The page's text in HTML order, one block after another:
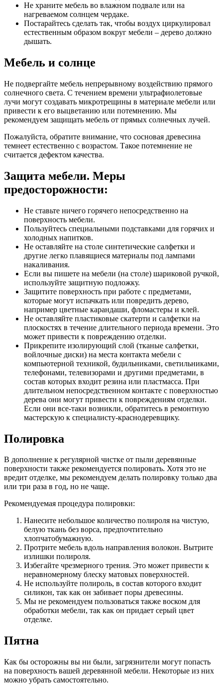
Не храните мебель во влажном подвале или на
нагреваемом солнцем чердаке.
Постарайтесь сделать так, чтобы воздух циркулировал
естественным образом вокруг мебели – дерево должно
дышать.
Мебель и солнце
Не подвергайте мебель непрерывному воздействию прямого
солнечного света. С течением времени ультрафиолетовые
лучи могут создавать микротрещины в материале мебели или
привести к его выцветанию или потемнению. Мы
рекомендуем защищать мебель от прямых солнечных лучей.
Пожалуйста, обратите внимание, что сосновая древесина
темнеет естественно с возрастом. Такое потемнение не
считается дефектом качества.
Защита мебели. Меры
предосторожности:
Не ставьте ничего горячего непосредственно на
поверхность мебели.
Пользуйтесь специальными подставками для горячих и
холодных напитков.
Не оставляйте на столе синтетические салфетки и
другие легко плавящиеся материалы под лампами
накаливания.
Если вы пишете на мебели (на столе) шариковой ручкой,
используйте защитную подложку.
Защитите поверхность при работе с предметами,
которые могут испачкать или повредить дерево,
например цветные карандаши, фломастеры и клей.
Не оставляйте пластиковые скатерти и салфетки на
плоскостях в течение длительного периода времени. Это
может привести к повреждению отделки.
Прикрепите изолирующий слой (тканые салфетки,
войлочные диски) на места контакта мебели с
компьютерной техникой, будильниками, светильниками,
телефонами, телевизорами и другими предметами, в
состав которых входит резина или пластмасса. При
длительном непосредственном контакте с поверхностью
дерева они могут привести к повреждениям отделки.
Если они все-таки возникли, обратитесь в ремонтную
мастерскую к специалисту-краснодеревщику.
Полировка
В дополнение к регулярной чистке от пыли деревянные
поверхности также рекомендуется полировать. Хотя это не
вредит отделке, мы рекомендуем делать полировку только два
или три раза в год, но не чаще.
Рекомендуемая процедура полировки:
Нанесите небольшое количество полироля на чистую,
белую ткань без ворса, предпочтительно
хлопчатобумажную.
Протрите мебель вдоль направления волокон. Вытрите
излишки полироля.
Избегайте чрезмерного трения. Это может привести к
неравномерному блеску матовых поверхностей.
Не используйте полироль, в состав которого входит
силикон, так как он забивает поры древесины.
Мы не рекомендуем пользоваться также воском для
обработки мебели, так как он придает серый цвет
отделке.
Пятна
Как бы осторожны вы ни были, загрязнители могут попасть
на поверхность вашей деревянной мебели. Некоторые из них
можно убрать самостоятельно.